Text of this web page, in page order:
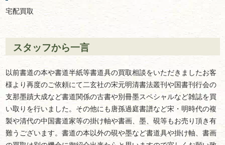
宅配買取
スタッフから一言
以前書道の本や書道半紙等書道具の買取相談をいただきましたお客
様より再度のご依頼にて二玄社の宋元明清書法叢刊や国書刊行会の
支那墨蹟大成など書道関係の古書や別冊墨スペシャルなど雑誌を買
い取りを行いました。その他にも唐孫過庭書譜など宋・明時代の複
製や清代の中国書道家等の掛け軸や書画、墨、硯等もお売り頂き有
難うございます。書道の本以外の硯や墨など書道具や掛け軸、書画